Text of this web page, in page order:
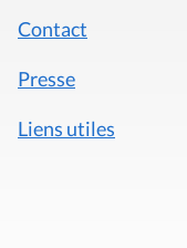
Contact
Presse
Liens utiles